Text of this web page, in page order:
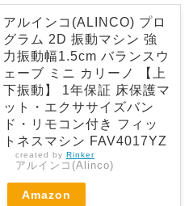
アルインコ(ALINCO) プロ
グラム 2D 振動マシン 強
力振動幅1.5cm バランスウ
ェーブ ミニ カリーノ 【上
下振動】 1年保証 床保護マ
ット・エクササイズバン
ド・リモコン付き フィッ
トネスマシン FAV4017YZ
created by Rinker
アルインコ(Alinco)
Amazon